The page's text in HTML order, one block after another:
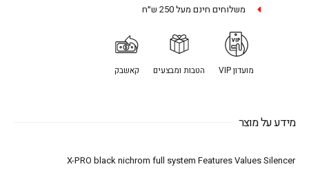
משלוחים חינם מעל 250 ש״ח
מועדון VIP הטבות ומבצעים קאשבק
מידע על מוצר
X-PRO black nichrom full system Features Values Silencer